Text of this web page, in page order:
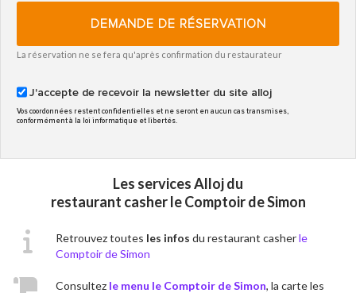
DEMANDE DE RÉSERVATION
La réservation ne se fera qu'après confirmation du restaurateur
J'accepte de recevoir la newsletter du site alloj
Vos coordonnées restent confidentielles et ne seront en aucun cas transmises,
conformément à la loi informatique et libertés.
Les services Alloj du
restaurant casher le Comptoir de Simon
Retrouvez toutes les infos du restaurant casherle
Comptoir de Simon
Consultez le menu le Comptoir de Simon, la carte les